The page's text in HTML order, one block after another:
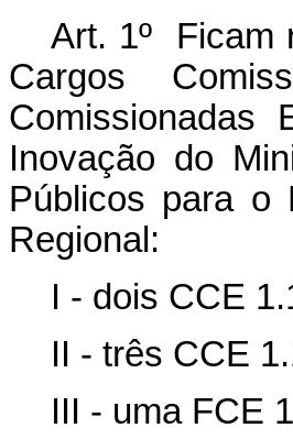
Art. 1º Ficam
Cargos
Inovação do
Públicos para o
Regional:
I - dois CCE
II - três CCE
III - uma FCE